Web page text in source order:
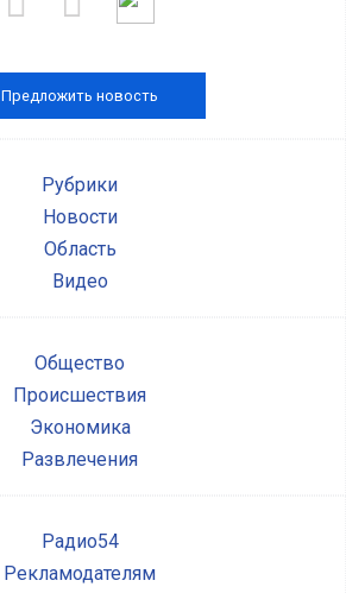
Предложить новость
Рубрики
Новости
Область
Видео
Общество
Происшествия
Экономика
Развлечения
Радио54
Рекламодателям